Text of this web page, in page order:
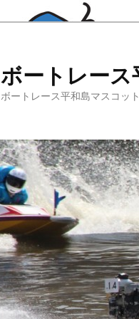
ボートレー
ボートレース平和島マスコッ